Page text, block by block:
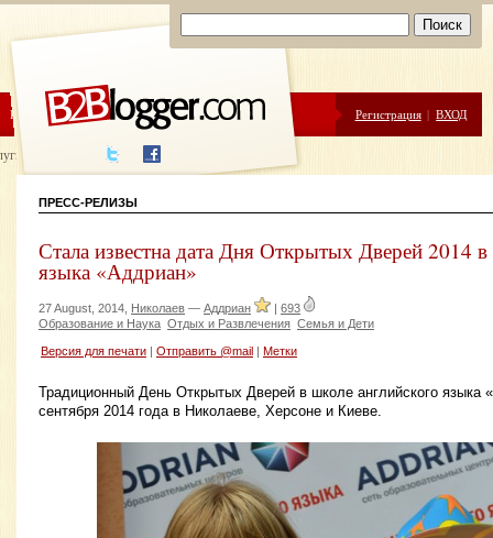
ЦЕНЫ ПОМОЩЬ Регистрация | ВХОД
написания
ПРЕСС-РЕЛИЗЫ
Стала известна дата Дня Открытых Дверей 2014 в
языка «Аддриан»
27 August, 2014, Николаев — Аддриан | 693
Образование и Наука Отдых и Развлечения Семья и Дети
Версия для печати Отправить @mail Метки
Традиционный День Открытых Дверей в школе английского языка
сентября 2014 года в Николаеве, Херсоне и Киеве.